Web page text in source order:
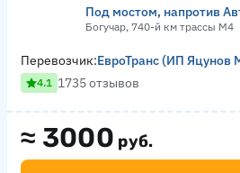
Под мостом, напротив
Богучар, 740-й км трассы М4
≈ 3000 руб.
Перевозчик:ЕвроТранс (ИП Яцунов
4.1 1735 отзывов